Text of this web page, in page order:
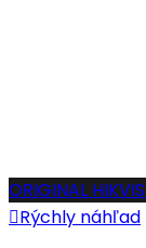
ORIGINAL
Rýchly náhľad